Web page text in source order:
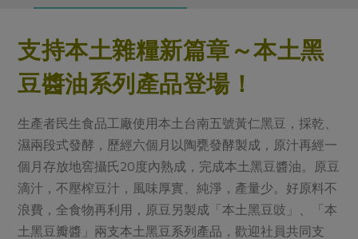
支持本土雜糧新篇章～本土黑
豆醬油系列產品登場！
生產者民生食品工廠使用本土台南五號黃仁黑豆，採乾、
濕兩段式發酵，歷經六個月以陶甕發酵製成，原汁再經一
個月存放地窖攝氏20度內熟成，完成本土黑豆醬油。原豆
滴汁，不壓榨豆汁，風味厚實、純淨，產量少。好原料不
浪費，全食物再利用，原豆另製成「本土黑豆豉」、「本
土黑豆瓣醬」兩支本土黑豆系列產品，歡迎社員共同支